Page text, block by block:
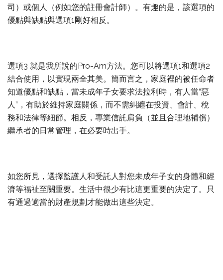
司）或個人（例如您的註冊會計師）。有趣的是，該選項的
優點與缺點與選項1剛好相反。
選項3 就是我所說的Pro-Am方法。您可以將選項1和選項2
結合使用，以實現兩全其美。簡而言之，家庭裡的被任命者
知道優點和缺點，當未成年子女要求法拉利時，有人當“惡
人”，有助於維持家庭關係，而不需糾纏在投資、會計、稅
務和法律等細節。相反，專業信託肩負（並且合理地補償）
繼承者的日常管理，在必要時出手。
如您所見，選擇監護人和受託人對您未成年子女的身體和經
濟等福祉至關重要。生活中很少有比這更重要的決定了。只
有通過適當的財產規劃才能做出這些決定。